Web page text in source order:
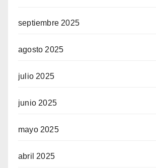
septiembre 2025
agosto 2025
julio 2025
junio 2025
mayo 2025
abril 2025